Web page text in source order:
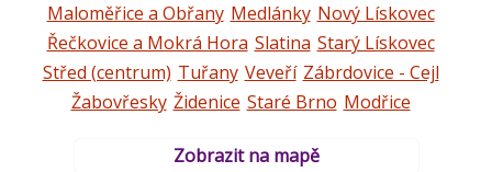
Maloměřice a Obřany Medlánky Nový Lískovec
Řečkovice a Mokrá Hora Slatina Starý Lískovec
Střed (centrum) Tuřany Veveří Zábrdovice - Cejl
Žabovřesky Židenice Staré Brno Modřice
Zobrazit na mapě